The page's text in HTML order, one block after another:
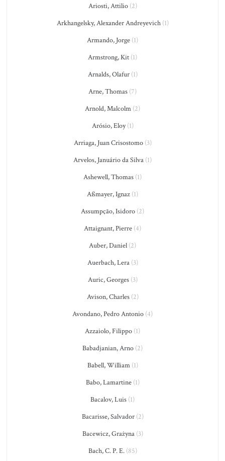
Ariosti, Attilio(2)
Arkhangelsky, Alexander Andreyevich(1)
Armando, Jorge (1)
Armstrong, Kit (1)
Arnalds, Olafur(1)
Arne, Thomas (7)
Arnold, Malcolm (2)
Arósio, Eloy(1)
Arriaga, Juan Crisostomo(3)
Arvelos, Januário da Silva (1)
Ashewell, Thomas (1)
Aßmayer, Ignaz (1)
Assumpção, Isidoro (2)
Attaignant, Pierre (4)
Auber, Daniel (2)
Auerbach, Lera(3)
Auric, Georges(3)
Avison, Charles(2)
Avondano, Pedro Antonio (4)
Azzaiolo, Filippo (1)
Babadjanian, Arno (2)
Babell, William(1)
Babo, Lamartine(1)
Bacalov, Luis (1)
Bacarisse, Salvador(2)
Bacewicz, Grażyna(3)
Bach, C. P. E.(85)